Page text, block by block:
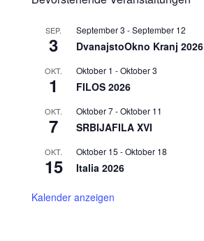
SEP.
3
September 3 -September 12
DvanajstoOkno Kranj 2026
OKT.
1
Oktober 1 -Oktober 3
FILOS 2026
OKT.
7
Oktober 7-Oktober 11
SRBIJAFILA XVI
OKT.
15
Oktober 15 -Oktober 18
Italia 2026
Kalender anzeigen